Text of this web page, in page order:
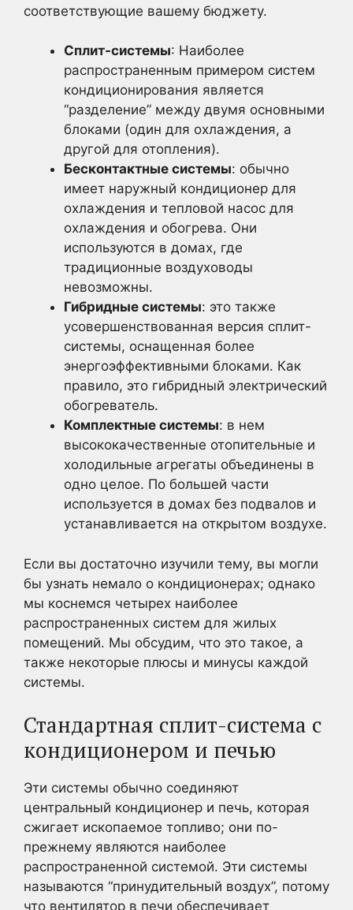
соответствующие вашему бюджету.
Сплит-системы: Наиболее
распространенным примером систем
кондиционирования является
“разделение” между двумя основными
блоками (один для охлаждения, а
другой для отопления).
Бесконтактные системы: обычно
имеет наружный кондиционер для
охлаждения и тепловой насос для
охлаждения и обогрева. Они
используются в домах, где
традиционные воздуховоды
невозможны.
Гибридные системы: это также
усовершенствованная версия сплит-
системы, оснащенная более
энергоэффективными блоками. Как
правило, это гибридный электрический
обогреватель.
Комплектные системы: в нем
высококачественные отопительные и
холодильные агрегаты объединены в
одно целое. По большей части
используется в домах без подвалов и
устанавливается на открытом воздухе.
Если вы достаточно изучили тему, вы могли
бы узнать немало о кондиционерах; однако
мы коснемся четырех наиболее
распространенных систем для жилых
помещений. Мы обсудим, что это такое, а
также некоторые плюсы и минусы каждой
системы.
Стандартная сплит-система с
кондиционером и печью
Эти системы обычно соединяют
центральный кондиционер и печь, которая
сжигает ископаемое топливо; они по-
прежнему являются наиболее
распространенной системой. Эти системы
называются “принудительный воздух”, потому
что вентилятор в печи обеспечивает